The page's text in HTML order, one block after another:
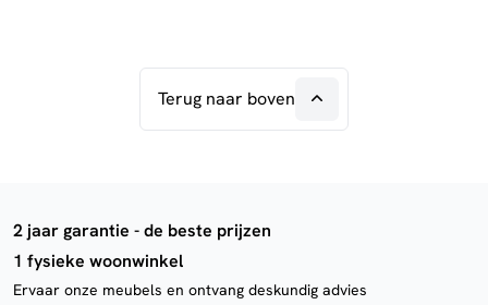
Terug naar boven
2 jaar garantie - de beste prijzen
1 fysieke woonwinkel
Ervaar onze meubels en ontvang deskundig advies